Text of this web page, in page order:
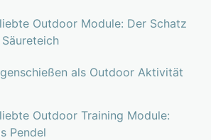
Outdoor Module: Der Schatz
als Outdoor Aktivität
Outdoor Training Module:
Pendel